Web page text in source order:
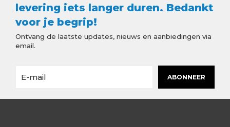
levering iets langer duren. Bedankt
voor je begrip!
Ontvang de laatste updates, nieuws en aanbiedingen via
email.
ABONNEER